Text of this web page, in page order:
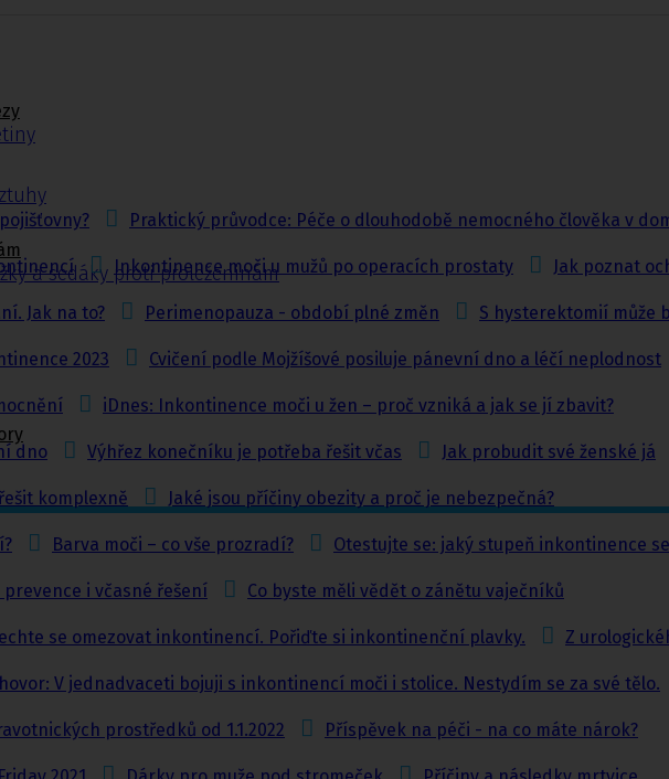
a sedáky proti proleženinám
Praktický průvodce: Péče o dlouhodobě nemocného člověka v
Inkontinence moči u mužů po operacích prostaty Jak poznat
Jak na to? Perimenopauza - období plné změn S hysterektomií může
2023 Cvičení podle Mojžíšové posiluje pánevní dno a léčí neplodnost
iDnes: Inkontinence moči u žen – proč vzniká a jak se jí zbavit?
dno Výhřez konečníku je potřeba řešit včas Jak probudit své ženské já
komplexně Jaké jsou příčiny obezity a proč je nebezpečná?
Barva moči – co vše prozradí? Otestujte se: jaký stupeň inkontinence
i včasné řešení Co byste měli vědět o zánětu vaječníků
se omezovat inkontinencí. Pořiďte si inkontinenční plavky. Z
V jednadvaceti bojuji s inkontinencí moči i stolice. Nestydím se za své tělo.
prostředků od 1.1.2022 Příspěvek na péči - na co máte nárok?